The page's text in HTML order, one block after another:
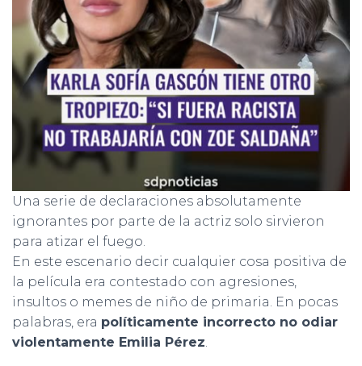
Una serie de declaraciones absolutamente
ignorantes por parte de la actriz solo sirvieron
para atizar el fuego.
En este escenario decir cualquier cosa positiva de
la película era contestado con agresiones,
insultos o memes de niño de primaria. En pocas
palabras, era políticamente incorrecto no odiar
violentamente Emilia Pérez.